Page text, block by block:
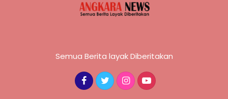
Semua Berita layak Diberitakan